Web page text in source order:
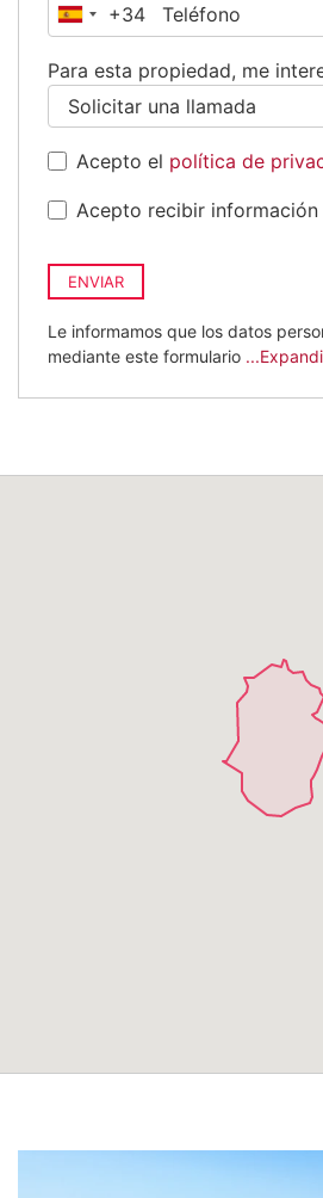
España
+34
Para esta propiedad, me
Acepto el política de
Acepto recibir
ENVIAR
Le informamos que los datos
mediante este formulario